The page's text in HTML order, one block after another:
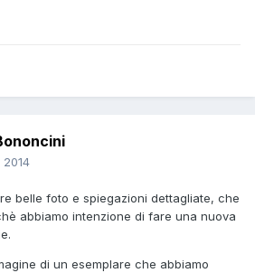
2014
belle foto e spiegazioni dettagliate, che
abbiamo intenzione di fare una nuova
di un esemplare che abbiamo